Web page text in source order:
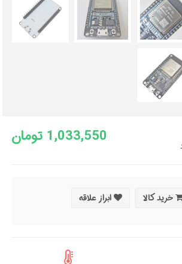
1,033,550 تومان
خرید کالا ابراز علاقه